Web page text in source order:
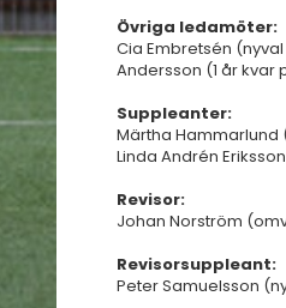
Övriga ledamöter:
Cia Embretsén
Andersson (1 år kvar
Suppleanter:
Märtha Hammarlund
Linda Andrén
Revisor:
Johan Norström
Revisorsuppleant:
Peter Samuelsson